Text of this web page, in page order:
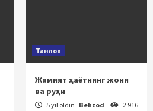
Танлов
Жамият ҳаётнинг жони
ва руҳи
5 yil oldin Behzod 2 916